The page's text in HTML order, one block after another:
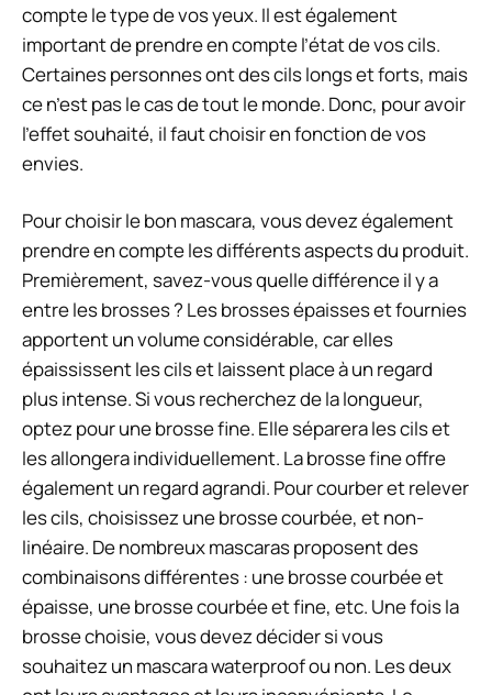
compte le type de vos yeux. Il est également
important de prendre en compte l’état de vos cils.
Certaines personnes ont des cils longs et forts, mais
ce n’est pas le cas de tout le monde. Donc, pour avoir
l’effet souhaité, il faut choisir en fonction de vos
envies.
Pour choisir le bon mascara, vous devez également
prendre en compte les différents aspects du produit.
Premièrement, savez-vous quelle différence il y a
entre les brosses ? Les brosses épaisses et fournies
apportent un volume considérable, car elles
épaississent les cils et laissent place à un regard
plus intense. Si vous recherchez de la longueur,
optez pour une brosse fine. Elle séparera les cils et
les allongera individuellement. La brosse fine offre
également un regard agrandi. Pour courber et relever
les cils, choisissez une brosse courbée, et non-
linéaire. De nombreux mascaras proposent des
combinaisons différentes : une brosse courbée et
épaisse, une brosse courbée et fine, etc. Une fois la
brosse choisie, vous devez décider si vous
souhaitez un mascara waterproof ou non. Les deux